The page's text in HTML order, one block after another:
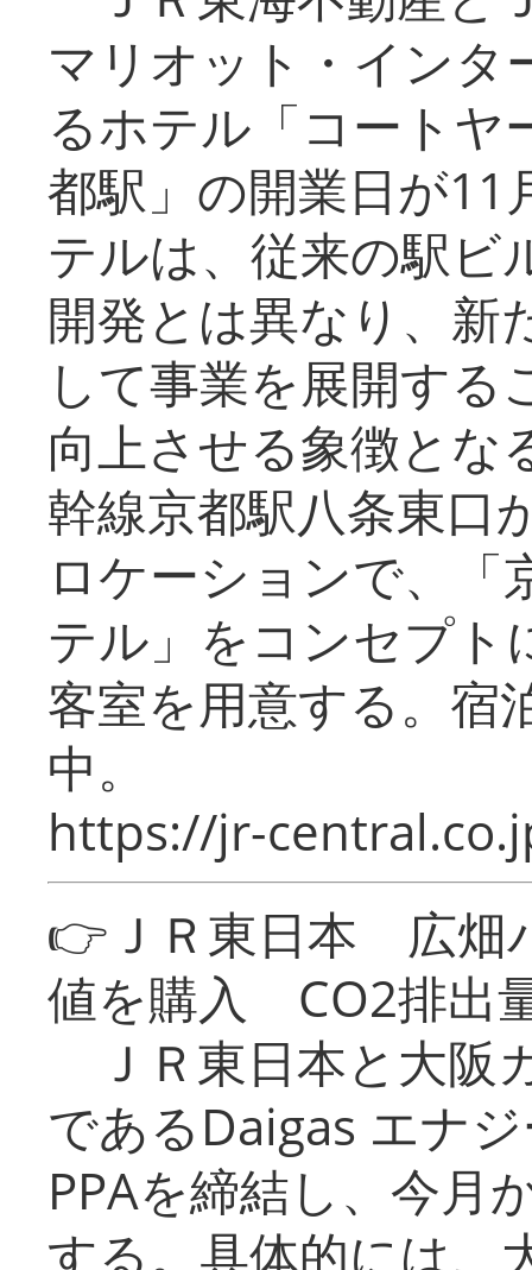
マリオット・インタ
るホテル「コートヤ
都駅」の開業日が11
テルは、従来の駅ビ
開発とは異なり、新
して事業を展開する
向上させる象徴とな
幹線京都駅八条東口
ロケーションで、「
テル」をコンセプト
客室を用意する。宿
中。
https://jr-
👉ＪＲ東日本 広畑
値を購入 CO2排出
ＪＲ東日本と大阪
であるDaigas エナ
PPAを締結し、今月
する。具体的には、